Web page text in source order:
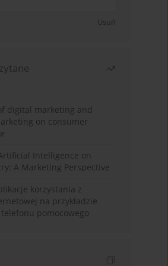
Usuń
digital marketing and
on consumer
Intelligence on
A Marketing Perspective
korzystania z
na przykładzie
pomocowego